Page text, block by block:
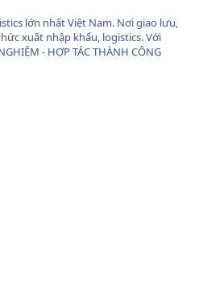
lớn nhất Việt Nam. Nơi giao lưu,
xuất nhập khẩu, logistics. Với
- HỢP TÁC THÀNH CÔNG